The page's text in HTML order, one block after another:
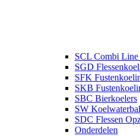
SCL Combi Line
SGD
SFK
SKB
SBC Bierkoelers
SW
SDC Flessen
Onderdelen